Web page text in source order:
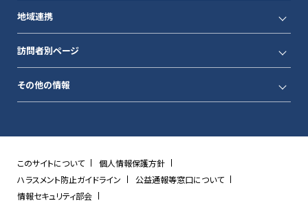
地域連携
訪問者別ページ
その他の情報
このサイトについて
個人情報保護方針
ハラスメント防止ガイドライン
公益通報等窓口について
情報セキュリティ部会